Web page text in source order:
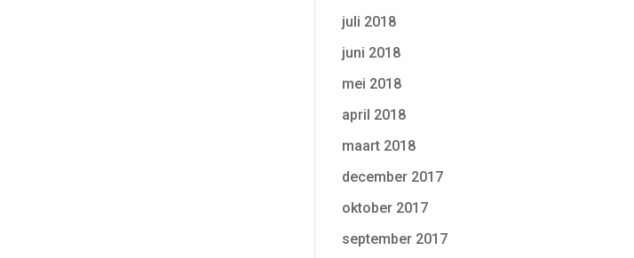
juli 2018
juni 2018
mei 2018
april 2018
maart 2018
december 2017
oktober 2017
september 2017